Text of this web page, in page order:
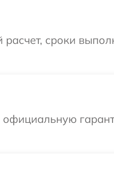
сроки
официальную